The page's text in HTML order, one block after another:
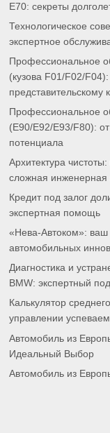
E70: секреты
Технологическое
экспертное
Профессиональное
(кузова F01/F02/
представительскому
Профессиональное
(E90/E92/E93/F80): от
потенциала
Архитектура
сложная инженерная
Кредит под залог
экспертная помощь
«Нева-Автоком»:
автомобильных
Диагностика и
BMW: экспертный
Калькулятор
управлении
Автомобиль из
Идеальный Выбор
Автомобиль из